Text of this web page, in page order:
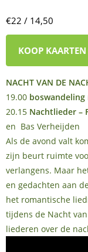
€22 / 14,50
KOOP
NACHT VAN DE
19.00 boswandeling
20.15 Nachtlieder –
en Bas Verheijden
Als de avond valt
zijn beurt ruimte
verlangens. Maar
en gedachten aan
het romantische
tijdens de Nacht
liederen over de